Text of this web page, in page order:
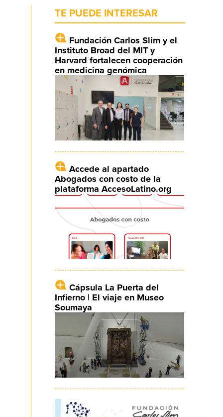
TE PUEDE INTERESAR
Fundación Carlos Slim y el
Instituto Broad del MIT y
Harvard fortalecen cooperación
en medicina genómica
Accede al apartado
Abogados con costo de la
plataforma AccesoLatino.org
Cápsula La Puerta del
Infierno | El viaje en Museo
Soumaya